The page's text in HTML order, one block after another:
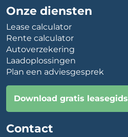
Onze diensten
Lease calculator
Rente calculator
Autoverzekering
Laadoplossingen
Plan een adviesgesprek
Download gratis leasegids
Contact